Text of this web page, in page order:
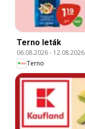
Terno leták
06.08.2026- 12.08.2026
Terno